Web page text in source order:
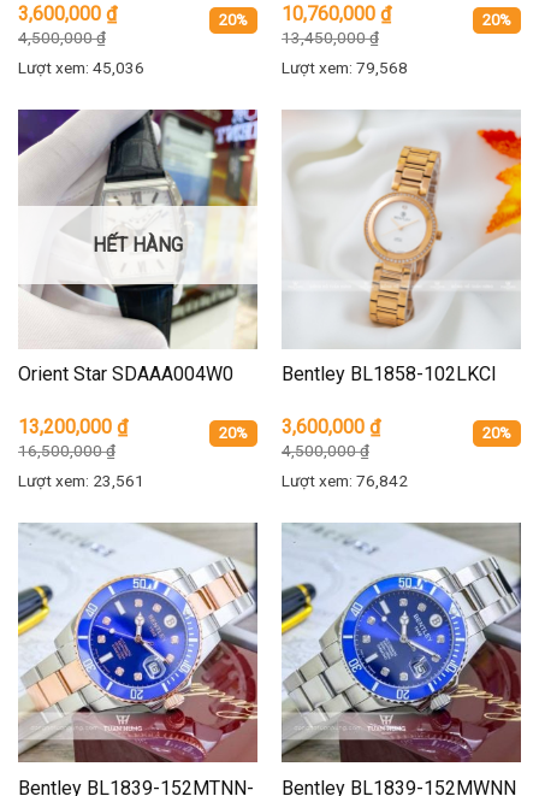
3,600,000 ₫
4,500,000₫
20%
Lượt xem: 45,036
10,760,000 ₫
13,450,000₫
20%
Lượt xem: 79,568
HẾT HÀNG
Orient Star SDAAA004W0
13,200,000 ₫
16,500,000₫
20%
Lượt xem: 23,561
Bentley BL1858-102LKCI
3,600,000 ₫
4,500,000₫
20%
Lượt xem: 76,842
Bentley BL1839-152MTNN- Bentley BL1839-152MWNN